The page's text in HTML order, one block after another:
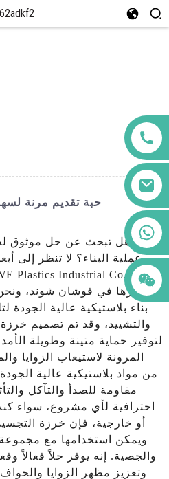
حبة تقديم مرنة
هل تبحث عن حل موثوق
عملية البناء؟ لا تنظر إلى
ومقرها في فوشان شوند،
بناء بلاستيكية عالية الجودة
والتشييد، وقد تم تصميم خرزة
لتوفير حماية متينة وطويلة
المرونة لاستيعاب الزوايا
من مواد بلاستيكية عالية
مقاومة للصدأ والتآكل
احترافية لأي مشروع، سواء
أو خارجية، فإن خرزة
ويمكن استخدامها مع
والجصية. إنه يوفر حلاً فعالاً
وتعزيز مظهر الزوايا